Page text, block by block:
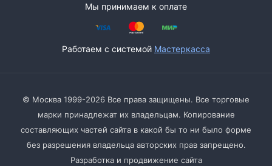
Мы принимаем к оплате
Работаем с системой Мастеркасса
© Москва 1999-2026 Все права защищены. Все торговые
марки принадлежат их владельцам. Копирование
составляющих частей сайта в какой бы то ни было форме
без разрешения владельца авторских прав запрещено.
Разработка и продвижение сайта